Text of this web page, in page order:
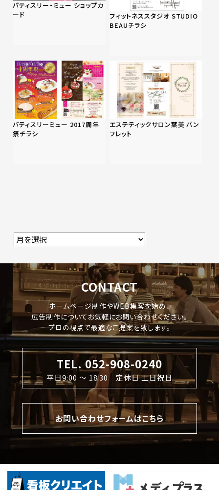
パティスリー・ミュー ショップカ
ード
フィットネススタジオ STUDIO
BEAUチラシ
パティスリーミュー 2017周年
祭チラシ
エステティックサロン葉美 パン
フレット
CONTACT
ホームページ制作やWEB集客を始め、
広告制作についてお気軽にお問い合わせください。
プロの視点で最適なご提案を致します。
TEL. 052-908-0240
平日9:00 〜 18:30 定休日 土日祝日
お問い合わせフォームはこちら